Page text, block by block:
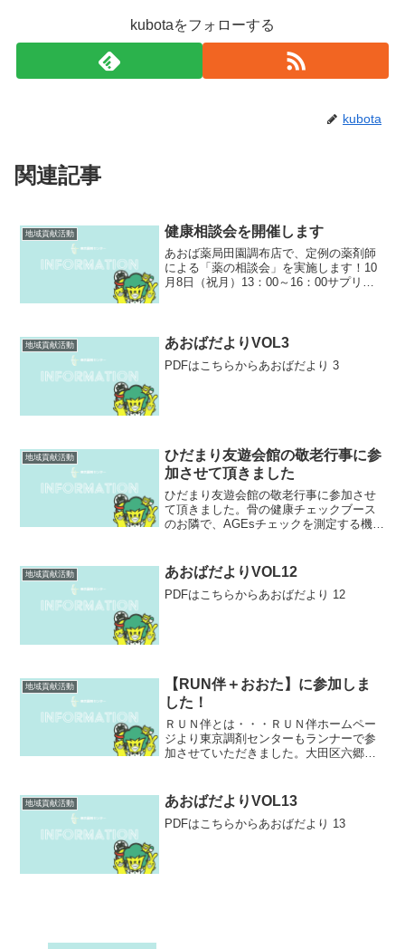
kubotaをフォローする
kubota
関連記事
地域貢献活動 健康相談会を開催します
あおば薬局田園調布店で、定例の薬剤師
による「薬の相談会」を実施します！10
月8日（祝月）13：00～16：00サプリメ
ご持参ください...
地域貢献活動 あおばだよりVOL3
PDFはこちらからあおばだより 3
地域貢献活動
ひだまり友遊会館の敬老行事に参
加させて頂きました
ひだまり友遊会館の敬老行事に参加させ
て頂きました。骨の健康チェックブース
のお隣で、AGEsチェックを測定する機械
の？？老化物質のひとつである
「AGEs(最終糖化産物)」...
地域貢献活動 あおばだよりVOL12
PDFはこちらからあおばだより 12
地域貢献活動
【RUN伴＋おおた】に参加しま
した！
ＲＵＮ伴とは・・・ＲＵＮ伴ホームペー
ジより東京調剤センターもランナーで参
加させていただきました。大田区六郷中
上会館のゴールを目指します！弊社ラン
ナーのスタートは６コース...
地域貢献活動 あおばだよりVOL13
PDFはこちらからあおばだより 13